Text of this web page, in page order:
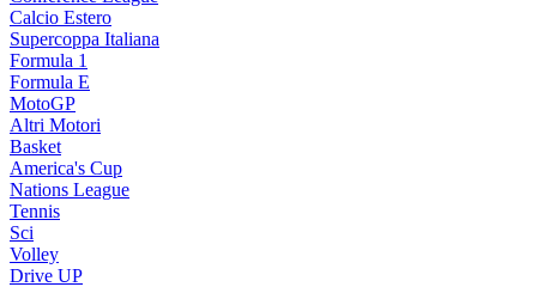
Calcio Estero
Supercoppa Italiana
Formula 1
Formula E
MotoGP
Altri Motori
Basket
America's Cup
Nations League
Tennis
Sci
Volley
Drive UP